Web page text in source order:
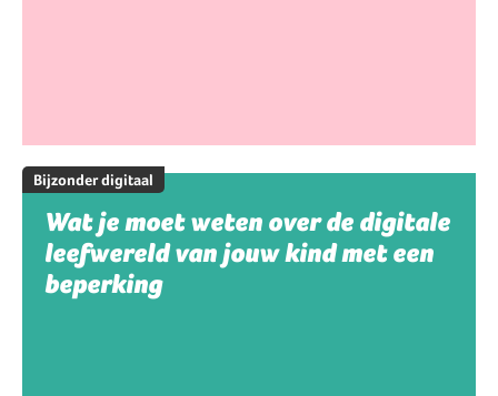
Bijzonder digitaal
Wat je moet weten over de digitale
leefwereld van jouw kind met een
beperking